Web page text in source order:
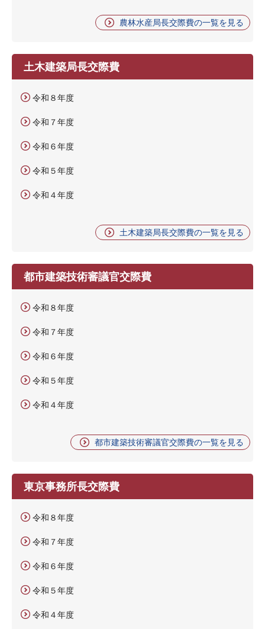
農林水産局長交際費の一覧を見る
土木建築局長交際費
令和８年度
令和７年度
令和６年度
令和５年度
令和４年度
土木建築局長交際費の一覧を見る
都市建築技術審議官交際費
令和８年度
令和７年度
令和６年度
令和５年度
令和４年度
都市建築技術審議官交際費の一覧を見る
東京事務所長交際費
令和８年度
令和７年度
令和６年度
令和５年度
令和４年度